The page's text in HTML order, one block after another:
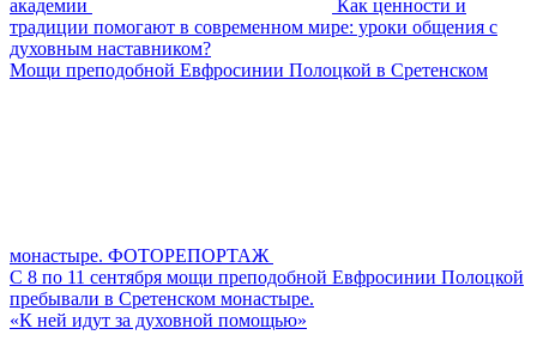
академии
Как ценности и
традиции помогают в современном мире: уроки общения с
духовным наставником?
Мощи преподобной Евфросинии Полоцкой в Сретенском
монастыре. ФОТОРЕПОРТАЖ
С 8 по 11 сентября мощи преподобной Евфросинии Полоцкой
пребывали в Сретенском монастыре.
«К ней идут за духовной помощью»